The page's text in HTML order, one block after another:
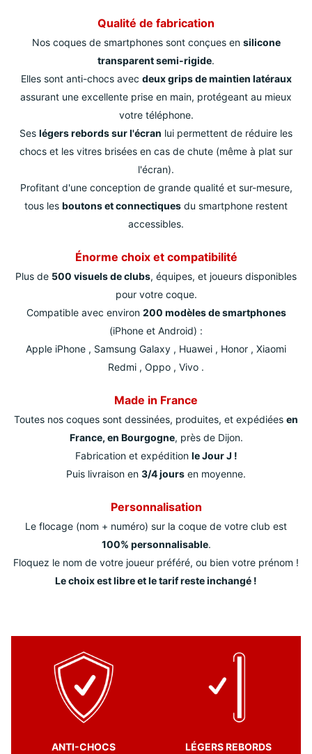
Qualité de fabrication
Nos coques de smartphones sont conçues en silicone
transparent semi-rigide.
Elles sont anti-chocs avec deux grips de maintien latéraux
assurant une excellente prise en main, protégeant au mieux
votre téléphone.
Ses légers rebords sur l'écran lui permettent de réduire les
chocs et les vitres brisées en cas de chute (même à plat sur
l'écran).
Profitant d'une conception de grande qualité et sur-mesure,
tous les boutons et connectiques du smartphone restent
accessibles.
Énorme choix et compatibilité
Plus de 500 visuels de clubs, équipes, et joueurs disponibles
pour votre coque.
Compatible avec environ 200 modèles de smartphones
(iPhone et Android) :
Apple iPhone , Samsung Galaxy , Huawei , Honor , Xiaomi
Redmi , Oppo , Vivo .
Made in France
Toutes nos coques sont dessinées, produites, et expédiées en
France, en Bourgogne, près de Dijon.
Fabrication et expédition le Jour J !
Puis livraison en 3/4 jours en moyenne.
Personnalisation
Le flocage (nom + numéro) sur la coque de votre club est
100% personnalisable.
Floquez le nom de votre joueur préféré, ou bien votre prénom !
Le choix est libre et le tarif reste inchangé !
ANTI-CHOCS LÉGERS REBORDS